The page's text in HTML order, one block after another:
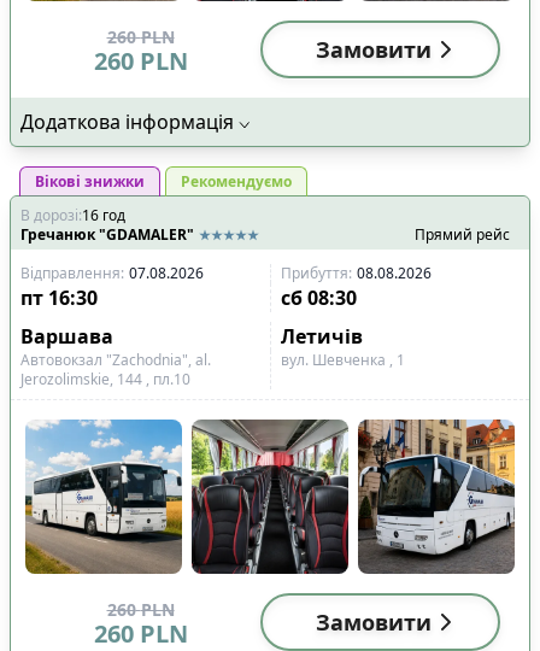
260 PLN
260 PLN Замовити
Додаткова інформація
Вікові знижки
Рекомендуємо
В дорозі:16 год
Гречанюк "GDAMALER"
Прямий рейс
Відправлення: 07.08.2026 Прибуття: 08.08.2026
пт 16:30 сб 08:30
Варшава
Летичів
Автовокзал "Zachodnia", al.
Jerozolimskie, 144 , пл.10
вул. Шевченка , 1
260 PLN
260 PLN Замовити